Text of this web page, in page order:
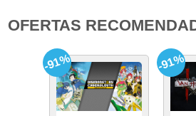
OFERTAS
-91% -91%